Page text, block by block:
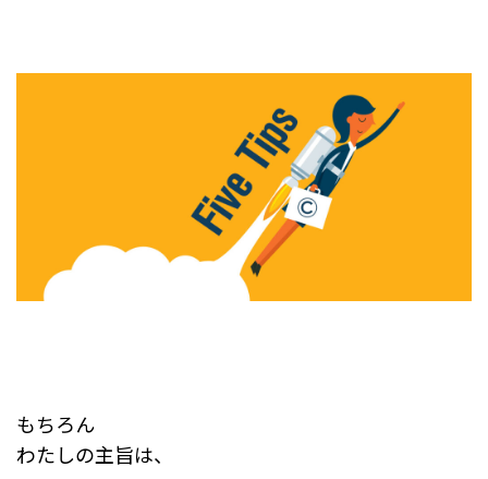
もちろん
わたしの主旨は、